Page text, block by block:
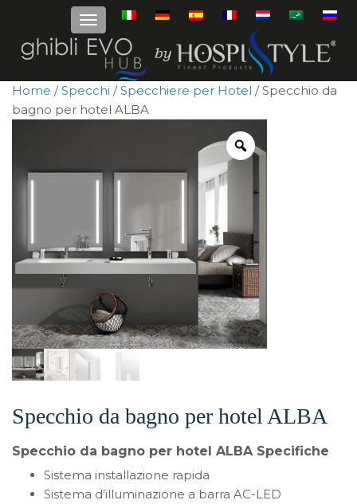
Home /Specchi /Specchiere per Hotel / Specchio da
bagno per hotel ALBA
Specchio da bagno per hotel ALBA
Specchio da bagno per hotel ALBA Specifiche
Sistema installazione rapida
Sistema d’illuminazione a barra AC-LED